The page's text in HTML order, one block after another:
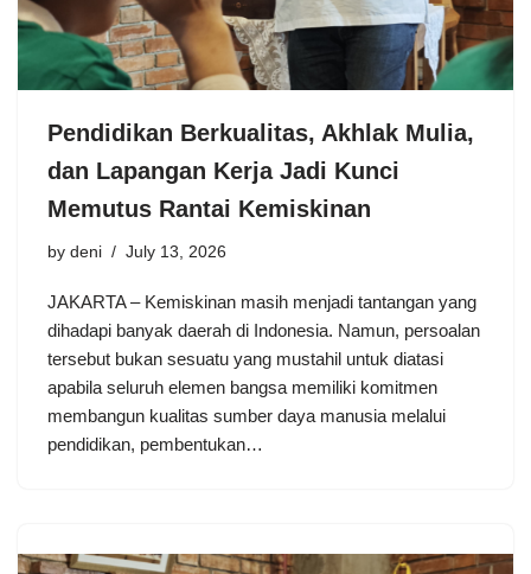
Pendidikan Berkualitas, Akhlak Mulia,
dan Lapangan Kerja Jadi Kunci
Memutus Rantai Kemiskinan
by deni July 13, 2026
JAKARTA – Kemiskinan masih menjadi tantangan yang
dihadapi banyak daerah di Indonesia. Namun, persoalan
tersebut bukan sesuatu yang mustahil untuk diatasi
apabila seluruh elemen bangsa memiliki komitmen
membangun kualitas sumber daya manusia melalui
pendidikan, pembentukan…